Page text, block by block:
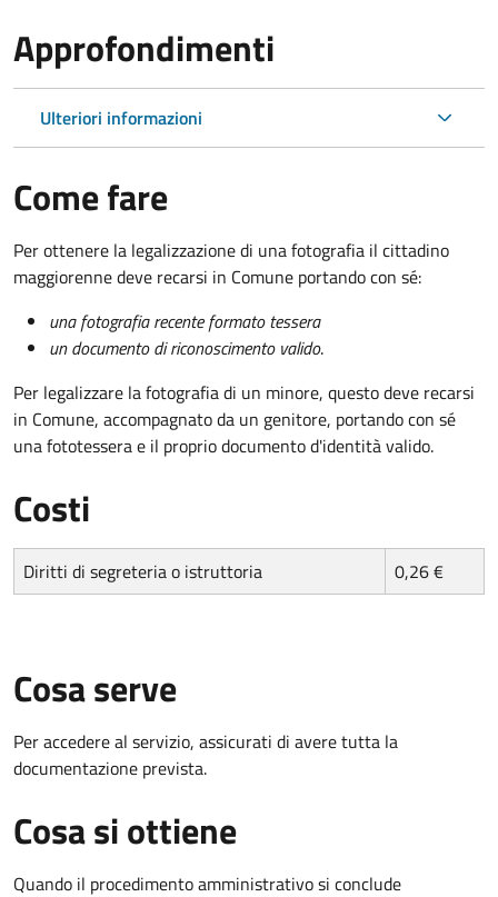
Approfondimenti
Ulteriori informazioni
Come fare
Per ottenere la legalizzazione di una fotografia il cittadino
maggiorenne deve recarsi in Comune portando con sé:
una fotografia recente formato tessera
un documento di riconoscimento valido.
Per legalizzare la fotografia di un minore, questo deve recarsi
in Comune, accompagnato da un genitore, portando con sé
una fototessera e il proprio documento d'identità valido.
Costi
Diritti di segreteria o istruttoria 0,26 €
Cosa serve
Per accedere al servizio, assicurati di avere tutta la
documentazione prevista.
Cosa si ottiene
Quando il procedimento amministrativo si conclude